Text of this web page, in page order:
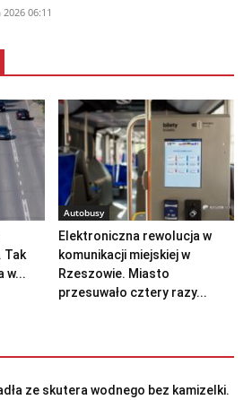
06:11
Tak
w...
Autobusy
Elektroniczna rewolucja w
komunikacji miejskiej w
Rzeszowie. Miasto
przesuwało cztery razy...
ze skutera wodnego bez kamizelki.